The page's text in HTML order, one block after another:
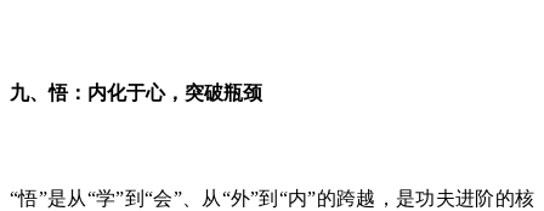
九、悟：内化于心，突破瓶颈
“悟”是从“学”到“会”、从“外”到“内”的跨越，是功夫进阶的核